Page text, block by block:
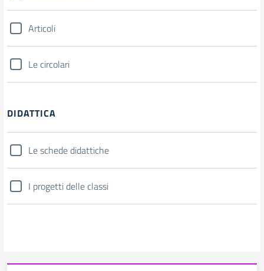
Articoli
Le circolari
DIDATTICA
Le schede didattiche
I progetti delle classi